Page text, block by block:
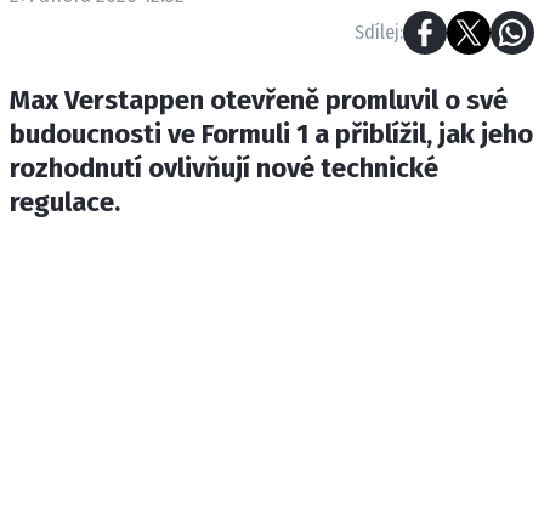
OSOBNÍ ÚDAJE / COOKIES
Provozovatelem serveru F1NEWS.cz je
Sdílej:
Max Verstappen otevřeně promluvil o své
budoucnosti ve Formuli 1 a přiblížil, jak jeho
rozhodnutí ovlivňují nové technické
regulace.